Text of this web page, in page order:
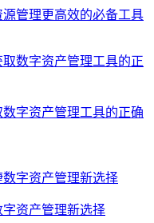
管理更高效的必备工具
字资产管理工具的正确
资产管理新选择